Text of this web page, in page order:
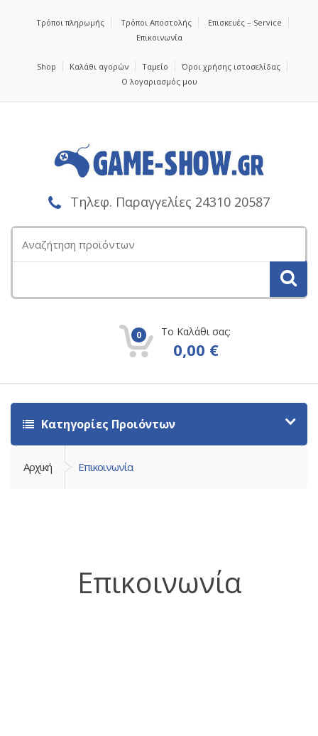
Τρόποι πληρωμής Τρόποι Αποστολής
Επισκευές – Service
Επικοινωνία
Shop Καλάθι αγορών Ταμείο
Όροι χρήσης ιστοσελίδας
Ο λογαριασμός μου
Τηλεφ. Παραγγελίες 24310 20587
για:
0 Το Καλάθι σας:
0,00 €
Κατηγορίες Προιόντων
Αρχική Επικοινωνία
Επικοινωνία